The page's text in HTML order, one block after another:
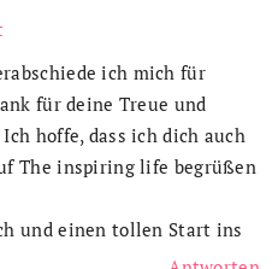
ich mich für
für deine Treue und
hoffe, dass ich dich auch
The inspiring life begrüßen
und einen tollen Start ins